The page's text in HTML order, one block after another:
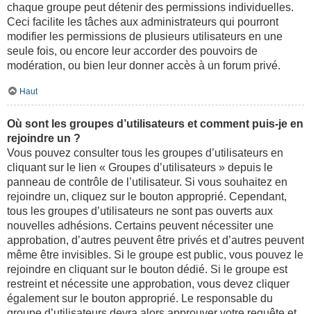
chaque groupe peut détenir des permissions individuelles.
Ceci facilite les tâches aux administrateurs qui pourront
modifier les permissions de plusieurs utilisateurs en une
seule fois, ou encore leur accorder des pouvoirs de
modération, ou bien leur donner accès à un forum privé.
Haut
Où sont les groupes d’utilisateurs et comment puis-je en
rejoindre un ?
Vous pouvez consulter tous les groupes d’utilisateurs en
cliquant sur le lien « Groupes d’utilisateurs » depuis le
panneau de contrôle de l’utilisateur. Si vous souhaitez en
rejoindre un, cliquez sur le bouton approprié. Cependant,
tous les groupes d’utilisateurs ne sont pas ouverts aux
nouvelles adhésions. Certains peuvent nécessiter une
approbation, d’autres peuvent être privés et d’autres peuvent
même être invisibles. Si le groupe est public, vous pouvez le
rejoindre en cliquant sur le bouton dédié. Si le groupe est
restreint et nécessite une approbation, vous devez cliquer
également sur le bouton approprié. Le responsable du